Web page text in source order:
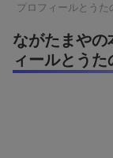
プロフィールとうた
ながたまやの
ィールとうた